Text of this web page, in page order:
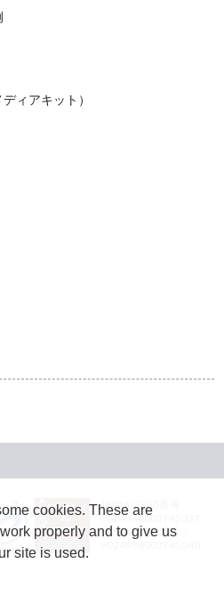
ィアキット）
JASRAC許諾番号：
9024936001Y45037
JASRAC許諾番号：
cookies. These are
properly and to give us
site is used.